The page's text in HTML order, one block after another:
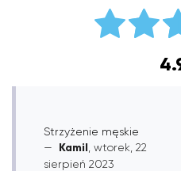
Strzyżenie męskie
Kamil , wtorek, 22
sierpień 2023